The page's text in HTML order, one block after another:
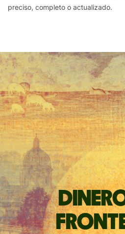
preciso, completo o actualizado.